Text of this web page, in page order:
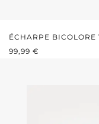
ÉCHARPE BICOLORE
PRIX RÉGULIER
99,99 €